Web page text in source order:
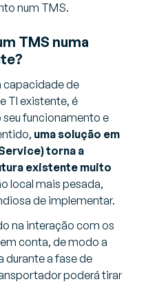
num TMS.
TMS numa
capacidade de
TI existente, é
funcionamento e
uma solução em
torna a
existente muito
local mais pesada,
de implementar.
na interação com os
conta, de modo a
durante a fase de
poderá tirar